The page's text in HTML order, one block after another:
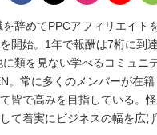
辞めてPPCアフィリエイト
開始。1年で報酬は7桁に到
に類を見ない学べるコミュニ
。常に多くのメンバーが在
皆で高みを目指している。
て着実にビジネスの幅を広げ